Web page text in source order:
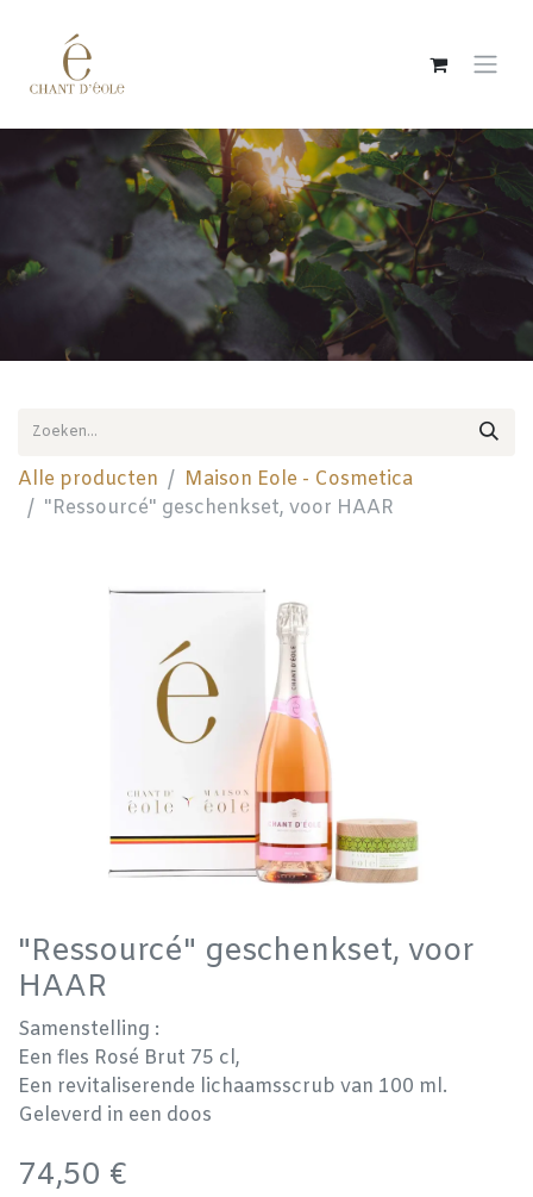
Alle producten
Maison Eole - Cosmetica
"Ressourcé" geschenkset, voor HAAR
"Ressourcé" geschenkset, voor
HAAR
Samenstelling :
Een fles Rosé Brut 75 cl,
Een revitaliserende lichaamsscrub van 100 ml.
Geleverd in een doos
74,50 €